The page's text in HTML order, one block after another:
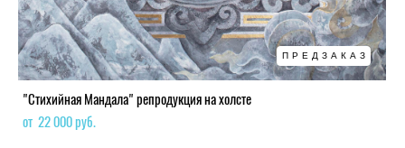
ПРЕДЗАКАЗ
"Стихийная Мандала" репродукция на холсте
от 22 000 pуб.